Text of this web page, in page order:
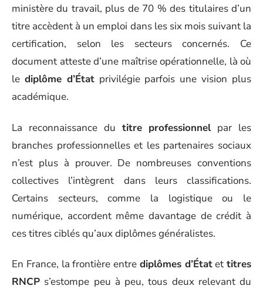
ministère du travail, plus de 70 % des titulaires d’un
titre accèdent à un emploi dans les six mois suivant la
certification, selon les secteurs concernés. Ce
document atteste d’une maîtrise opérationnelle, là où
le diplôme d’Étatprivilégie parfois une vision plus
académique.
La reconnaissance du titre professionnelpar les
branches professionnelles et les partenaires sociaux
n’est plus à prouver. De nombreuses conventions
collectives l’intègrent dans leurs classifications.
Certains secteurs, comme la logistique ou le
numérique, accordent même davantage de crédit à
ces titres ciblés qu’aux diplômes généralistes.
En France, la frontière entre diplômes d’Étatet titres
RNCP s’estompe peu à peu, tous deux relevant du